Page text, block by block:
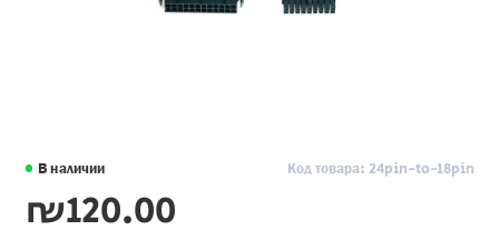
В наличии Код товара: 24pin-to-18pin
₪120.00